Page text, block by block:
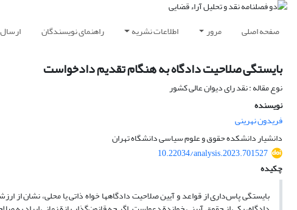
صفحه اصلی مرور اطلاعات نشریه راهنمای نویسندگان
بایستگی صلاحیت دادگاه به هنگام تقدیم دادخواست
نوع مقاله : نقد رای دیوان عالی کشور
نویسنده
فریدون نهرینی
دانشیار دانشکده حقوق و علوم سیاسی دانشگاه تهران
10.22034/analysis.2023.701527
چکیده
بایستگی پاس‌داری از قواعد و آیین صلاحیت دادگاهها خواه ذاتی یا محلی، نشان از